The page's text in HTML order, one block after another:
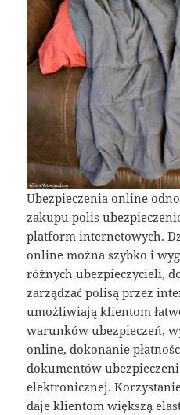
Ubezpieczenia online
zakupu polis
platform internetowych.
online można szybko i
różnych ubezpieczycieli,
zarządzać polisą przez
umożliwiają klientom
warunków ubezpieczeń,
online, dokonanie
dokumentów
elektronicznej.
daje klientom większą